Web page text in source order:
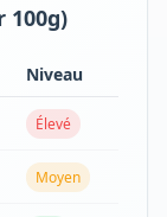
100g)
Niveau
Élevé
Moyen